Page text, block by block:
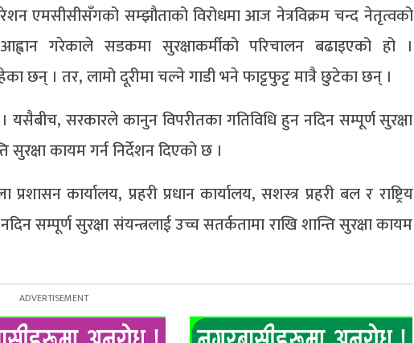
एमसीसीसँगको सम्झौताको विरोधमा आज नेत्रविक्रम चन्द नेतृत्वको
गरेकाले सडकमा सुरक्षाकर्मीको परिचालन बढाइएको हो ।
छन् । तर, लामो दूरीमा चल्ने गाडी भने फाट्टफुट्ट मात्रै छुटेका छन् ।
सरकारले कानुन विपरीतका गतिविधि हुन नदिन सम्पूर्ण सुरक्षा
सुरक्षा कायम गर्न निर्देशन दिएको छ ।
कार्यालय, प्रहरी प्रधान कार्यालय, सशस्त्र प्रहरी बल र राष्ट्रिय
सम्पूर्ण सुरक्षा संयन्त्रलाई उच्च सतर्कतामा राखि शान्ति सुरक्षा कायम